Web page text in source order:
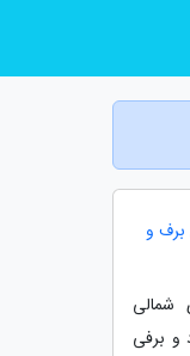
برف و
شمالی
و برفی